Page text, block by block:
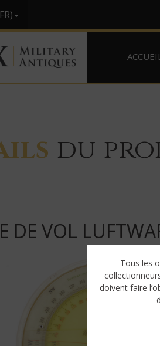
du
DE VOL
Tous les
doivent faire